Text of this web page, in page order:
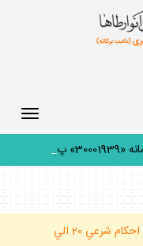
پيام
(ساعت پاسخگوي احكام شرعي 20 الي